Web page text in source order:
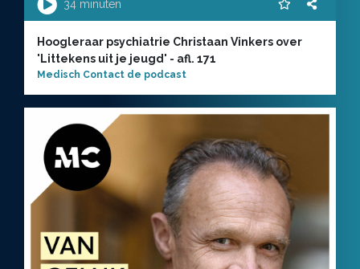
34 minuten
Hoogleraar psychiatrie Christaan Vinkers over
'Littekens uit je jeugd' - afl. 171
Medisch Contact de podcast